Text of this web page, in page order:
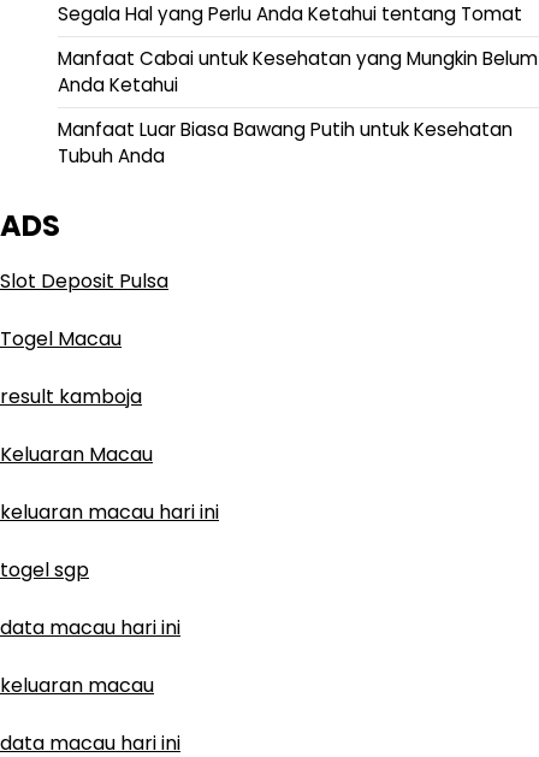
Segala Hal yang Perlu Anda Ketahui tentang Tomat
Manfaat Cabai untuk Kesehatan yang Mungkin Belum
Anda Ketahui
Manfaat Luar Biasa Bawang Putih untuk Kesehatan
Tubuh Anda
ADS
Slot Deposit Pulsa
Togel Macau
result kamboja
Keluaran Macau
keluaran macau hari ini
togel sgp
data macau hari ini
keluaran macau
data macau hari ini